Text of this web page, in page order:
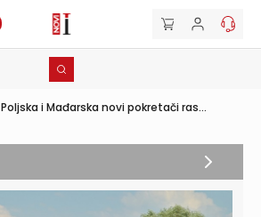
Poljska i Mađarska novi pokretači ras...